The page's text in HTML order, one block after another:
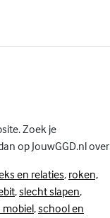
Zoek je
op JouwGGD.nl over
en relaties, roken,
,slecht slapen,
mobiel,school en